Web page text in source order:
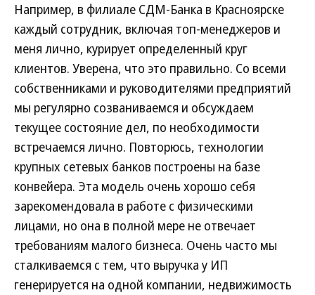
Например, в филиале СДМ-Банка в Красноярске
каждый сотрудник, включая топ-менеджеров и
меня лично, курирует определенный круг
клиентов. Уверена, что это правильно. Со всеми
собственниками и руководителями предприятий
мы регулярно созваниваемся и обсуждаем
текущее состояние дел, по необходимости
встречаемся лично. Повторюсь, технологии
крупных сетевых банков построены на базе
конвейера. Эта модель очень хорошо себя
зарекомендовала в работе с физическими
лицами, но она в полной мере не отвечает
требованиям малого бизнеса. Очень часто мы
сталкиваемся с тем, что выручка у ИП
генерируется на одной компании, недвижимость